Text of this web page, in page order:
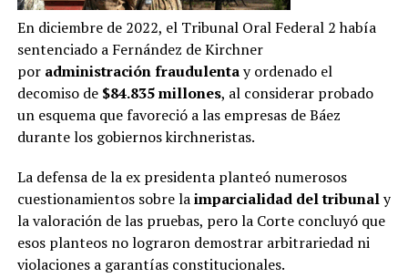
En diciembre de 2022, el Tribunal Oral Federal 2 había
sentenciado a Fernández de Kirchner
por administración fraudulentay ordenado el
decomiso de $84.835 millones, al considerar probado
un esquema que favoreció a las empresas de Báez
durante los gobiernos kirchneristas.
La defensa de la ex presidenta planteó numerosos
cuestionamientos sobre laimparcialidad del tribunaly
la valoración de las pruebas, pero la Corte concluyó que
esos planteos no lograron demostrar arbitrariedad ni
violaciones a garantías constitucionales.